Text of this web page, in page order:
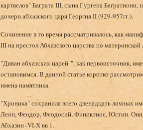
картвелов" Баграта III, сына Гургена
дочери абхазского царя Георгия II (929-957гг.).
Сочинение в то время рассматривалось, как
III на престол Абхазского царства по материнской
"Диван абхазских царей"", как первоисточник,
остановимся. В данной статье коротко
имена памятника.
"Хроника" сохранила всего двенадцать личных
Леон, Феодор, Феодосий, Финиктиос, Юстин. Они
Абхазии -VI-X вв 1.